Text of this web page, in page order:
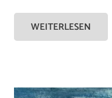
WEITERLESEN